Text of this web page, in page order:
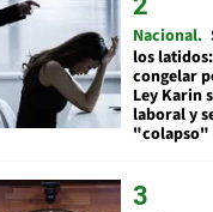
Nacional
los
congelar
Ley Karin
laboral y
"colapso"